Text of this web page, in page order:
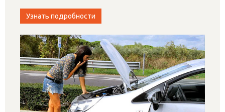
Узнать подробности